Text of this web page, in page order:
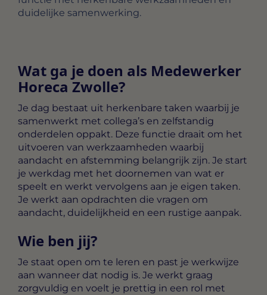
duidelijke samenwerking.
Wat ga je doen als Medewerker
Horeca Zwolle?
Je dag bestaat uit herkenbare taken waarbij je
samenwerkt met collega’s en zelfstandig
onderdelen oppakt. Deze functie draait om het
uitvoeren van werkzaamheden waarbij
aandacht en afstemming belangrijk zijn. Je start
je werkdag met het doornemen van wat er
speelt en werkt vervolgens aan je eigen taken.
Je werkt aan opdrachten die vragen om
aandacht, duidelijkheid en een rustige aanpak.
Wie ben jij?
Je staat open om te leren en past je werkwijze
aan wanneer dat nodig is. Je werkt graag
zorgvuldig en voelt je prettig in een rol met